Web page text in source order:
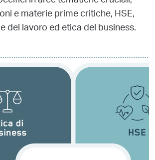
e materie prime critiche, HSE,
del lavoro ed etica del business.